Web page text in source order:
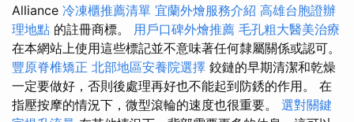
Alliance 冷凍櫃推薦清單 宜蘭外燴服務介紹 高雄台胞證辦
理地點 的註冊商標。 用戶口碑外燴推薦 毛孔粗大醫美治療
在本網站上使用這些標記並不意味著任何隸屬關係或認可。
豐原脊椎矯正 北部地區安養院選擇 鉸鏈的早期清潔和乾燥
一定要做好，否則後處理再好也不能起到防銹的作用。 在
指壓按摩的情況下，微型滾輪的速度也很重要。 選對關鍵